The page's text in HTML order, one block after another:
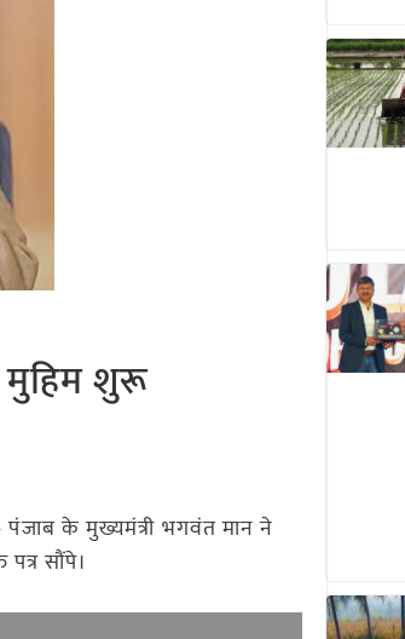
मुहिम शुरू
के मुख्यमंत्री भगवंत मान ने
सौंपे।